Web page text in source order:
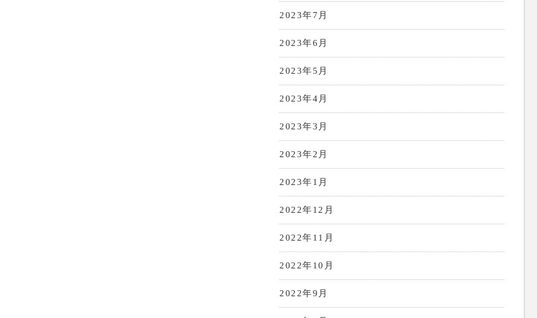
2023年7月
2023年6月
2023年5月
2023年4月
2023年3月
2023年2月
2023年1月
2022年12月
2022年11月
2022年10月
2022年9月